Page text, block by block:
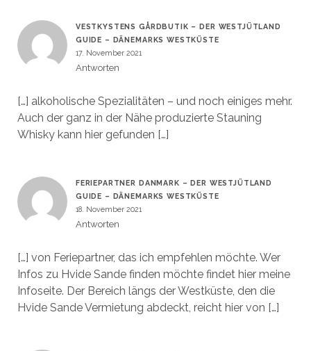
VESTKYSTENS GÅRDBUTIK – DER WESTJÜTLAND
GUIDE – DÄNEMARKS WESTKÜSTE
17. November 2021
Antworten
[…] alkoholische Spezialitäten – und noch einiges mehr.
Auch der ganz in der Nähe produzierte Stauning
Whisky kann hier gefunden […]
FERIEPARTNER DANMARK – DER WESTJÜTLAND
GUIDE – DÄNEMARKS WESTKÜSTE
18. November 2021
Antworten
[…] von Feriepartner, das ich empfehlen möchte. Wer
Infos zu Hvide Sande finden möchte findet hier meine
Infoseite. Der Bereich längs der Westküste, den die
Hvide Sande Vermietung abdeckt, reicht hier von […]